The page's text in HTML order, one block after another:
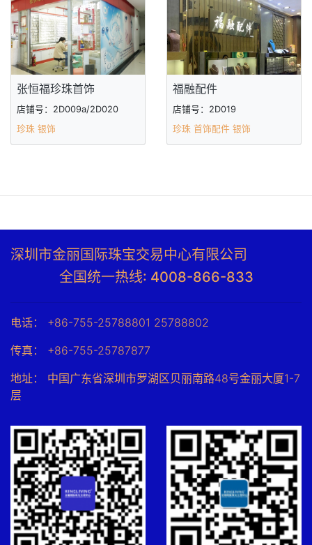
张恒福珍珠首饰
店铺号：2D009a/2D020
珍珠 银饰
福融配件
店铺号：2D019
珍珠 首饰配件 银饰
深圳市金丽国际珠宝交易中心有限公司
全国统一热线: 4008-866-833
电话： +86-755-25788801 25788802
传真： +86-755-25787877
地址： 中国广东省深圳市罗湖区贝丽南路48号金丽大厦1-7
层